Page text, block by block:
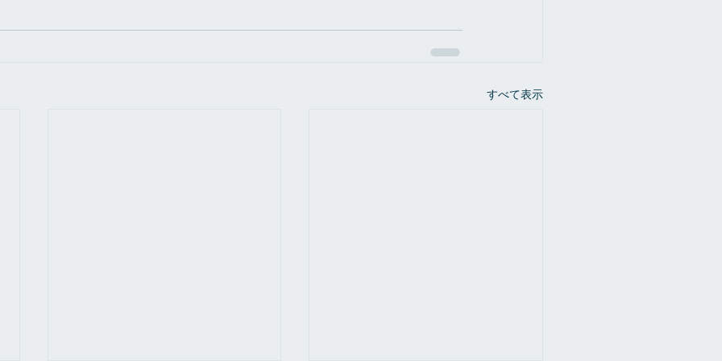
すべて表示